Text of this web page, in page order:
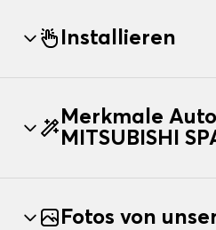
Installieren
Merkmale
MITSUBISHI
Fotos von